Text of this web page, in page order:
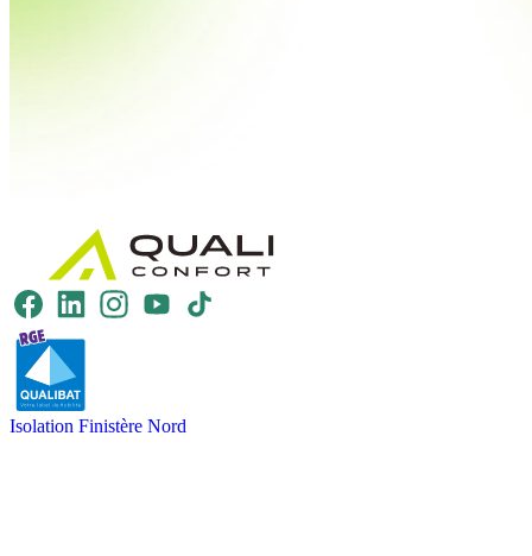
Isolation Finistère Nord